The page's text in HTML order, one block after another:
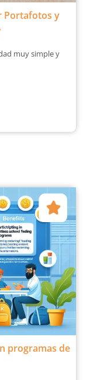
Portafotos y
muy simple y
programas de